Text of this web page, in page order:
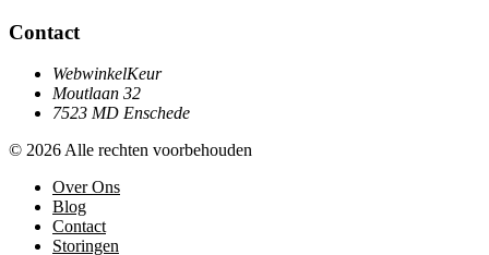
Contact
WebwinkelKeur
Moutlaan 32
7523 MD Enschede
© 2026 Alle rechten voorbehouden
Over Ons
Blog
Contact
Storingen